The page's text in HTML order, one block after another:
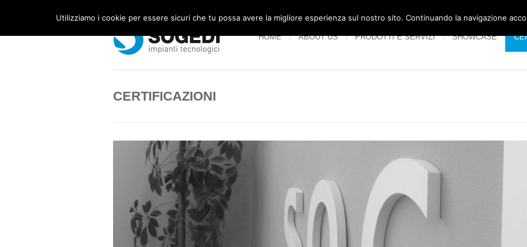
HOME ABOUT US PRODOTTI E SERVIZI SHOWCASE
CERTIFICAZIONI
Utilizziamo i cookie per essere sicuri che tu possa avere la migliore esperienza sul nostro sito. Continuando la navigazione